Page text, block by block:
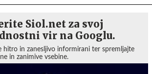
Siol.net za svoj
vir na Googlu.
hitro in zanesljivo informirani ter spremljajte
in zanimive vsebine.